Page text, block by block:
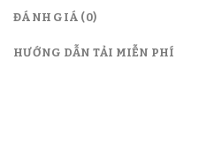
ĐÁNH GIÁ (0)
HƯỚNG DẪN TẢI MIỄN PHÍ